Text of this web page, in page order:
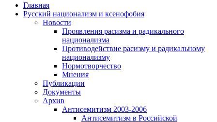
Главная
Русский национализм и ксенофобия
Новости
Проявления расизма и радикального
национализма
Противодействие расизму и радикальному
национализму
Нормотворчество
Мнения
Публикации
Документы
Архив
Антисемитизм 2003-2006
Антисемитизм в Российской